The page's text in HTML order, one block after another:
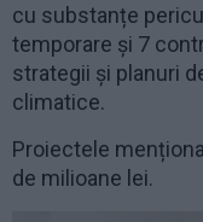
cu substanțe
temporare și 7
strategii și planuri
climatice.
Proiectele
de milioane lei.